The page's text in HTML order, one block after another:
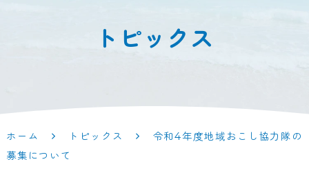
端の与論
光サイト
トピックス
ホーム トピックス
令和4年度地域おこし協力隊の
募集について